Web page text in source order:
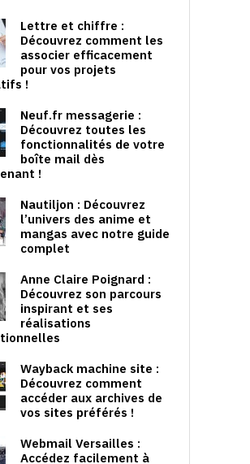
Lettre et chiffre :
Découvrez comment les
associer efficacement
pour vos projets
!
Neuf.fr messagerie :
Découvrez toutes les
fonctionnalités de votre
boîte mail dès
!
Nautiljon : Découvrez
l’univers des anime et
mangas avec notre guide
complet
Anne Claire Poignard :
Découvrez son parcours
inspirant et ses
réalisations
Wayback machine site :
Découvrez comment
accéder aux archives de
vos sites préférés !
Webmail Versailles :
Accédez facilement à